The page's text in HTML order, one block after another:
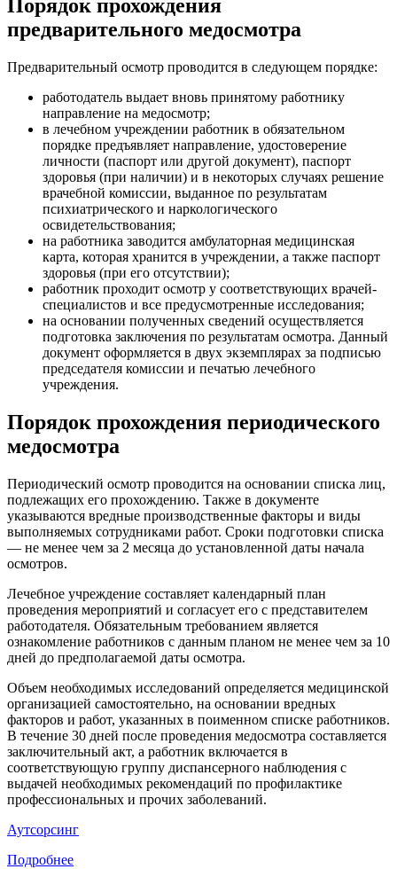
Порядок прохождения
предварительного медосмотра
Предварительный осмотр проводится в следующем порядке:
работодатель выдает вновь принятому работнику
направление на медосмотр;
в лечебном учреждении работник в обязательном
порядке предъявляет направление, удостоверение
личности (паспорт или другой документ), паспорт
здоровья (при наличии) и в некоторых случаях решение
врачебной комиссии, выданное по результатам
психиатрического и наркологического
освидетельствования;
на работника заводится амбулаторная медицинская
карта, которая хранится в учреждении, а также паспорт
здоровья (при его отсутствии);
работник проходит осмотр у соответствующих врачей-
специалистов и все предусмотренные исследования;
на основании полученных сведений осуществляется
подготовка заключения по результатам осмотра. Данный
документ оформляется в двух экземплярах за подписью
председателя комиссии и печатью лечебного
учреждения.
Порядок прохождения периодического
медосмотра
Периодический осмотр проводится на основании списка лиц,
подлежащих его прохождению. Также в документе
указываются вредные производственные факторы и виды
выполняемых сотрудниками работ. Сроки подготовки списка
— не менее чем за 2 месяца до установленной даты начала
осмотров.
Лечебное учреждение составляет календарный план
проведения мероприятий и согласует его с представителем
работодателя. Обязательным требованием является
ознакомление работников с данным планом не менее чем за 10
дней до предполагаемой даты осмотра.
Объем необходимых исследований определяется медицинской
организацией самостоятельно, на основании вредных
факторов и работ, указанных в поименном списке работников.
В течение 30 дней после проведения медосмотра составляется
заключительный акт, а работник включается в
соответствующую группу диспансерного наблюдения с
выдачей необходимых рекомендаций по профилактике
профессиональных и прочих заболеваний.
Аутсорсинг
Подробнее